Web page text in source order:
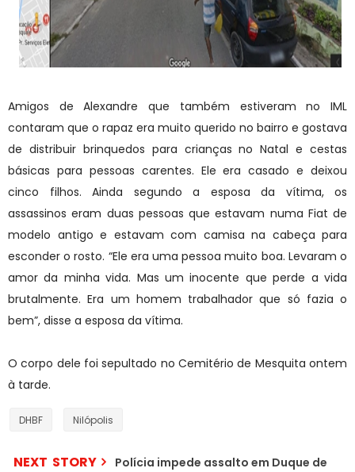
Amigos de Alexandre que também estiveram no IML
contaram que o rapaz era muito querido no bairro e gostava
de distribuir brinquedos para crianças no Natal e cestas
básicas para pessoas carentes. Ele era casado e deixou
cinco filhos. Ainda segundo a esposa da vítima, os
assassinos eram duas pessoas que estavam numa Fiat de
modelo antigo e estavam com camisa na cabeça para
esconder o rosto. “Ele era uma pessoa muito boa. Levaram o
amor da minha vida. Mas um inocente que perde a vida
brutalmente. Era um homem trabalhador que só fazia o
bem”, disse a esposa da vítima.
O corpo dele foi sepultado no Cemitério de Mesquita ontem
à tarde.
DHBF Nilópolis
NEXT STORY
Polícia impede assalto em Duque de